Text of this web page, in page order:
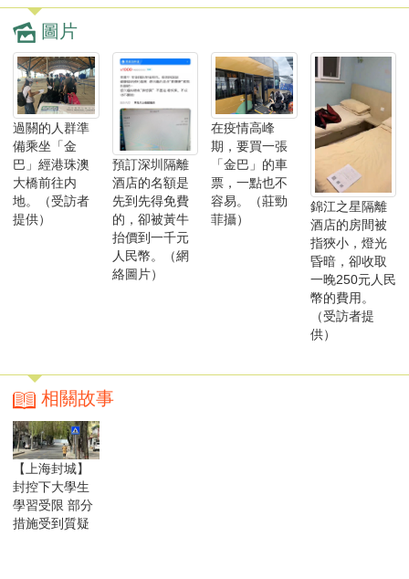
圖片
過關的人群準
備乘坐「金
巴」經港珠澳
大橋前往内
地。（受訪者
提供）
預訂深圳隔離
酒店的名額是
先到先得免費
的，卻被黃牛
抬價到一千元
人民幣。（網
絡圖片）
在疫情高峰
期，要買一張
「金巴」的車
票，一點也不
容易。（莊勁
菲攝）
錦江之星隔離
酒店的房間被
指狹小，燈光
昏暗，卻收取
一晚250元人民
幣的費用。
（受訪者提
供）
相關故事
【上海封城】
封控下大學生
學習受限 部分
措施受到質疑